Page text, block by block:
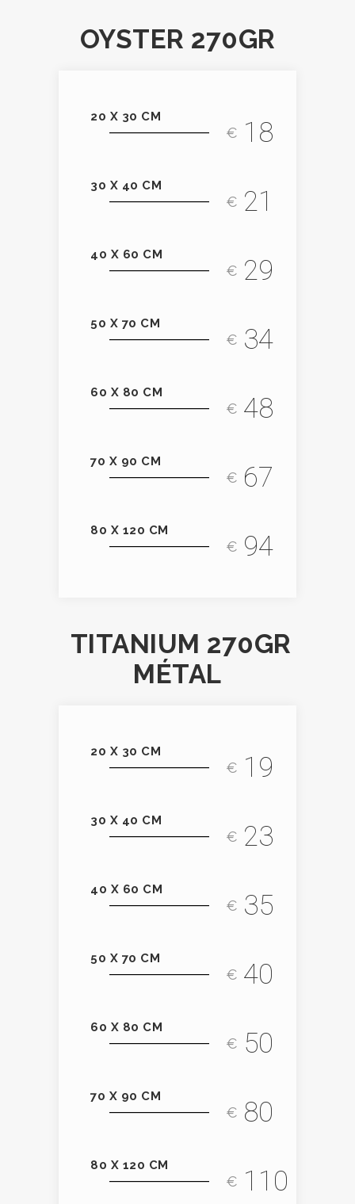
OYSTER 270GR
20 X 30 CM
€ 18
30 X 40 CM
€ 21
40 X 60 CM
€ 29
50 X 70 CM
€ 34
60 X 80 CM
€ 48
70 X 90 CM
€ 67
80 X 120 CM
€ 94
TITANIUM 270GR
MÉTAL
20 X 30 CM
€ 19
30 X 40 CM
€ 23
40 X 60 CM
€ 35
50 X 70 CM
€ 40
60 X 80 CM
€ 50
70 X 90 CM
€ 80
80 X 120 CM
€ 110